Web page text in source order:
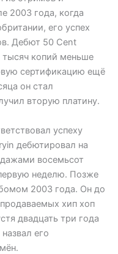
2003 года, когда
его успех
Дебют 50 Cent
копий меньше
сертификацию ещё
он стал
вторую платину.
успеху
дебютировал на
восемьсот
неделю. Позже
2003 года. Он до
хип хоп
двадцать три года
его